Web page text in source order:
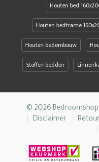
Houten bed
Houten bedframe
Houten bedombouw
Stoffen bedden
© 2026
Disclaimer